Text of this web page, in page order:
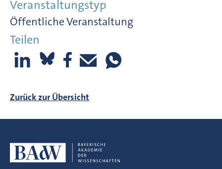
Veranstaltungstyp
Öffentliche Veranstaltung
Teilen
Zurück zur Übersicht